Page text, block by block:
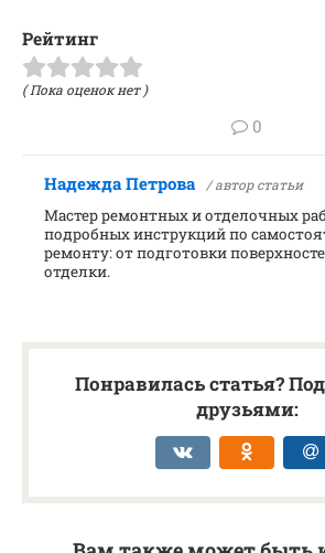
Рейтинг
( Пока оценок нет )
0
Надежда Петрова / автор статьи
Мастер ремонтных и отделочных
подробных инструкций по
ремонту: от подготовки
отделки.
Понравилась статья?
друзьями: